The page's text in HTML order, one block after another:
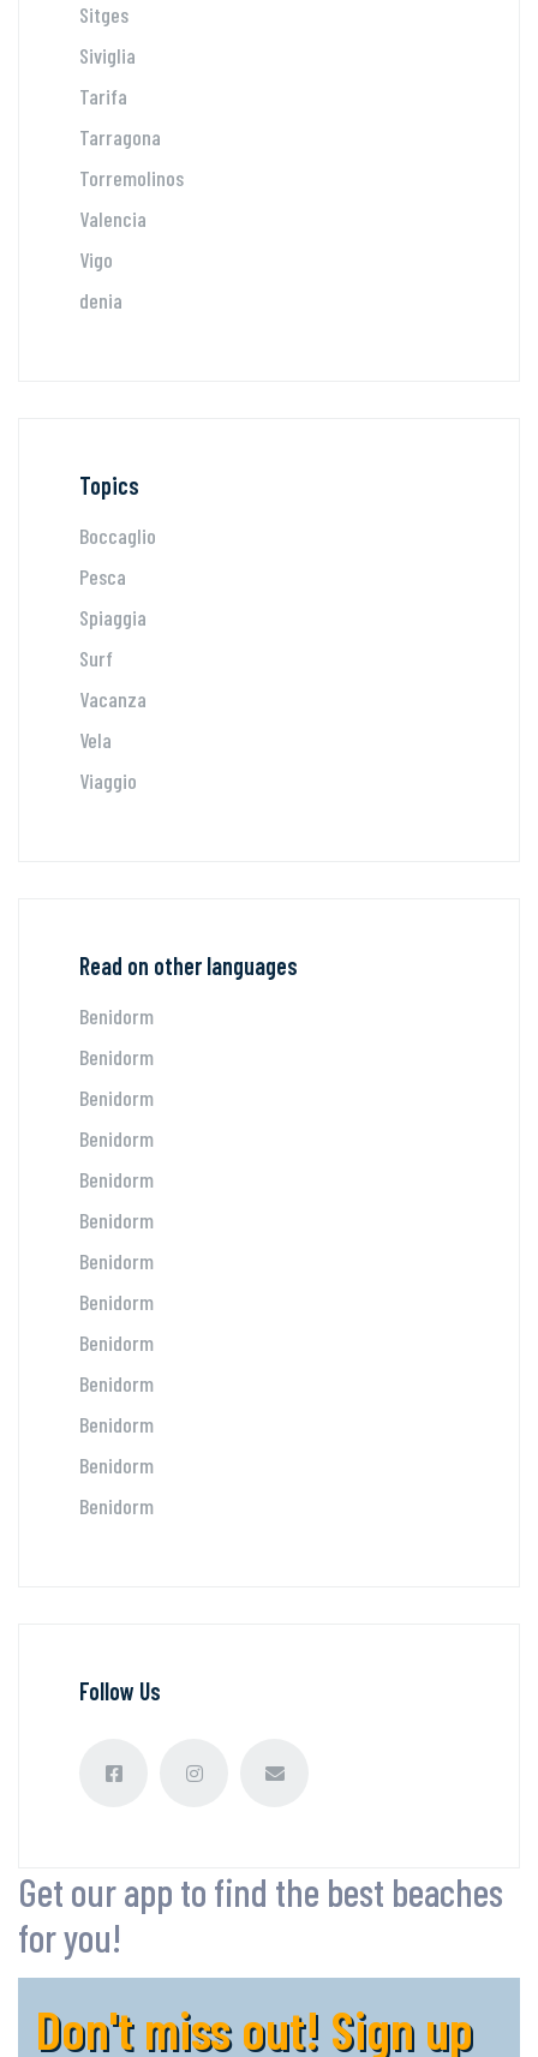
Sitges
Siviglia
Tarifa
Tarragona
Torremolinos
Valencia
Vigo
denia
Topics
Boccaglio
Pesca
Spiaggia
Surf
Vacanza
Vela
Viaggio
Read on other languages
Benidorm
Benidorm
Benidorm
Benidorm
Benidorm
Benidorm
Benidorm
Benidorm
Benidorm
Benidorm
Benidorm
Benidorm
Benidorm
Follow Us
Get our app to find the best beaches
for you!
Don't miss out! Sign up